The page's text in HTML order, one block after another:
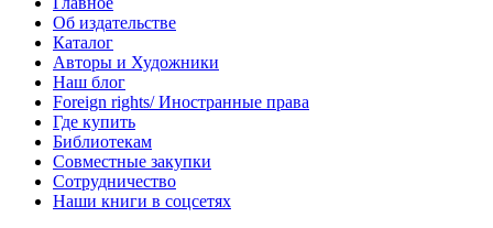
Об издательстве
Каталог
Авторы и Художники
Наш блог
Foreign rights/ Иностранные права
Где купить
Библиотекам
Совместные закупки
Сотрудничество
Наши книги в соцсетях